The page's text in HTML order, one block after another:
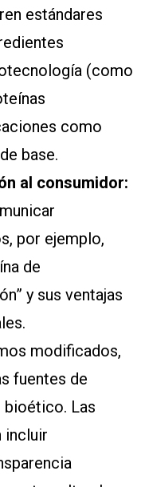
estándares
(como
como
base.
al consumidor:
por ejemplo,
de
y sus ventajas
modificados,
fuentes de
Las
incluir